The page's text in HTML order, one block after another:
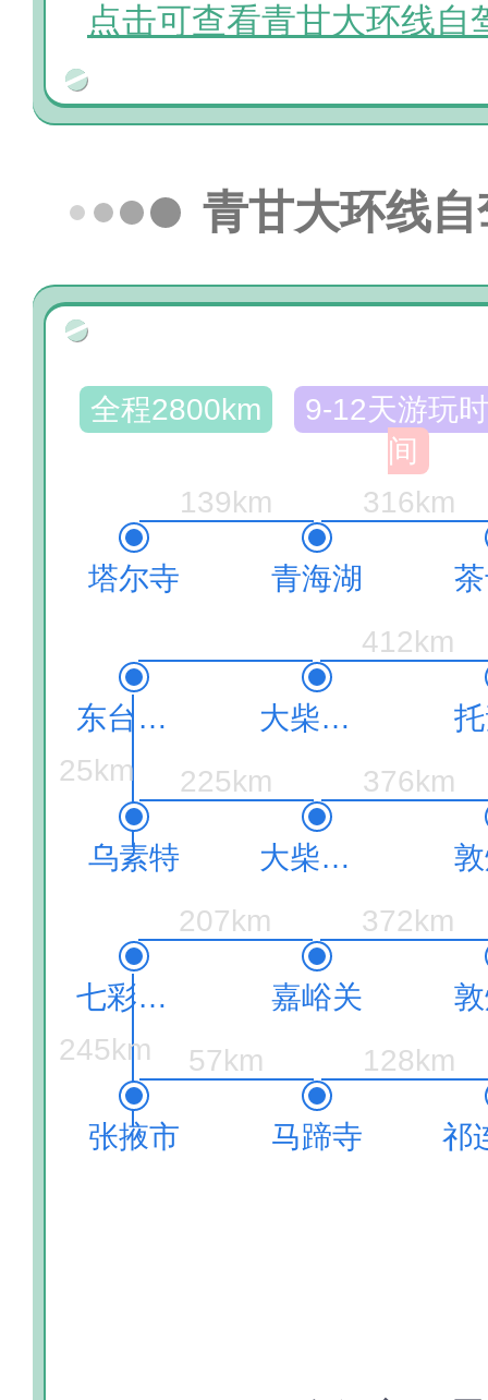
点击可查看青甘大环线自
青甘大环线
全程2800km
9-12天游玩
间
塔尔寺
139km
青海湖
316km
412km
大柴旦镇
东台吉乃尔湖
25km
乌素特
225km
大柴旦翡翠湖
376km
372km
嘉峪关
207km
七彩丹霞
245km
张掖市
57km
马蹄寺
128km